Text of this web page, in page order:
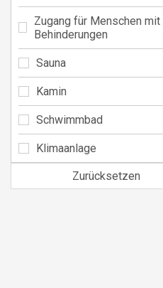
Zugang für Menschen mit
Behinderungen
Sauna
Kamin
Schwimmbad
Klimaanlage
Zurücksetzen